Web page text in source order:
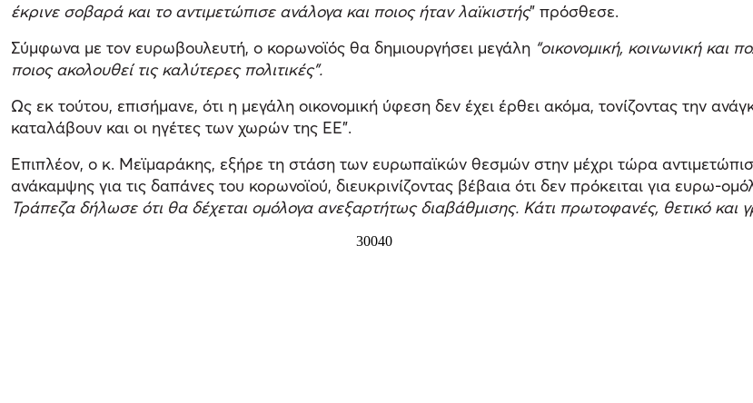
έκρινε σοβαρά και το αντιμετώπισε ανάλογα και ποιος ήταν λαϊκιστής” πρόσθεσε.
Σύμφωνα με τον ευρωβουλευτή, ο κορωνοϊός θα δημιουργήσει μεγάλη “οικονομική, κοινωνική και
ποιος ακολουθεί τις καλύτερες πολιτικές”.
Ως εκ τούτου, επισήμανε, ότι η μεγάλη οικονομική ύφεση δεν έχει έρθει ακόμα, τονίζοντας την
καταλάβουν και οι ηγέτες των χωρών της ΕΕ”.
Επιπλέον, ο κ. Μεϊμαράκης, εξήρε τη στάση των ευρωπαϊκών θεσμών στην μέχρι τώρα
ανάκαμψης για τις δαπάνες του κορωνοϊού, διευκρινίζοντας βέβαια ότι δεν πρόκειται για ευρω-
Τράπεζα δήλωσε ότι θα δέχεται ομόλογα ανεξαρτήτως διαβάθμισης. Κάτι πρωτοφανές, θετικό και